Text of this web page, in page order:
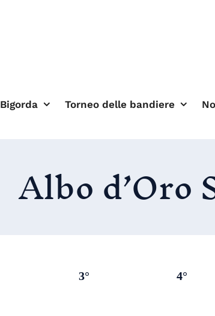
Bigorda Torneo delle bandiere
Albo d’Oro
3° 4°